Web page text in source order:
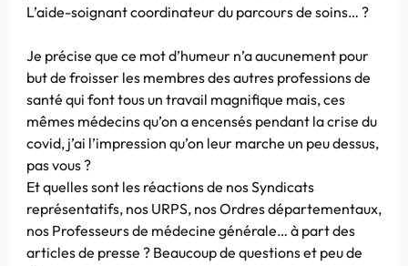
L’aide-soignant coordinateur du parcours de soins… ?
Je précise que ce mot d’humeur n’a aucunement pour
but de froisser les membres des autres professions de
santé qui font tous un travail magnifique mais, ces
mêmes médecins qu’on a encensés pendant la crise du
covid, j’ai l’impression qu’on leur marche un peu dessus,
pas vous ?
Et quelles sont les réactions de nos Syndicats
représentatifs, nos URPS, nos Ordres départementaux,
nos Professeurs de médecine générale… à part des
articles de presse ? Beaucoup de questions et peu de